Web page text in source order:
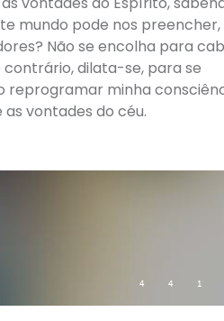
mundo pode nos preencher,
Não se encolha para
contrário, dilata-se, para se
reprogramar minha
vontades do céu.